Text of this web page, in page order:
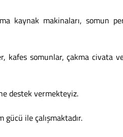
kaynak makinaları, somun
kafes somunlar, çakma civata
destek vermekteyiz.
ile çalışmaktadır.